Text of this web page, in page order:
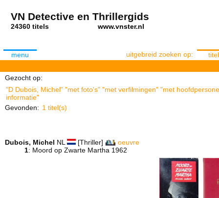
VN Detective en Thrillergids
24360 titels www.vnster.nl
menu uitgebreid zoeken op: titel
Gezocht op:
"D Dubois, Michel" "met foto's" "met verfilmingen" "met
informatie"
Gevonden: 1 titel(s)
Dubois, Michel NL [Thriller]
oeuvre
1: Moord op Zwarte Martha 1962